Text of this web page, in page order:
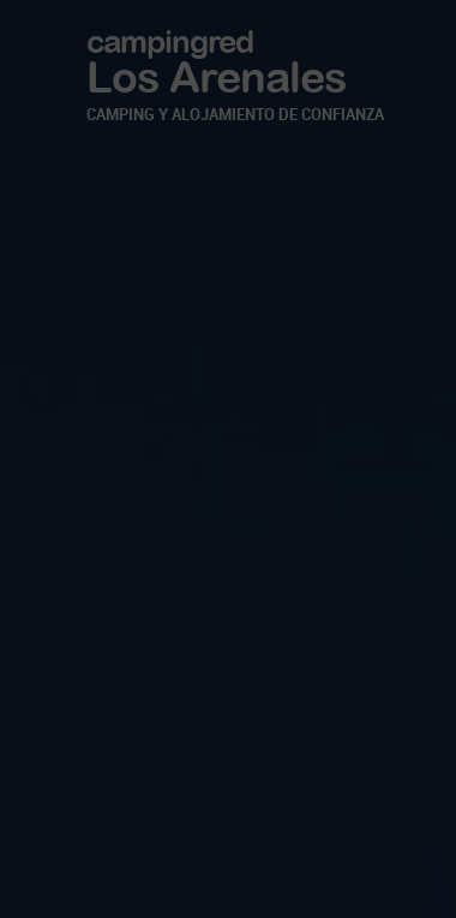
campingred
Los Arenales
CAMPING Y ALOJAMIENTO DE CONFIANZA